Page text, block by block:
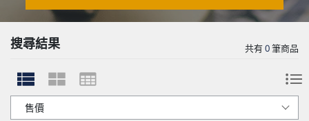
搜尋結果 共有0筆商品